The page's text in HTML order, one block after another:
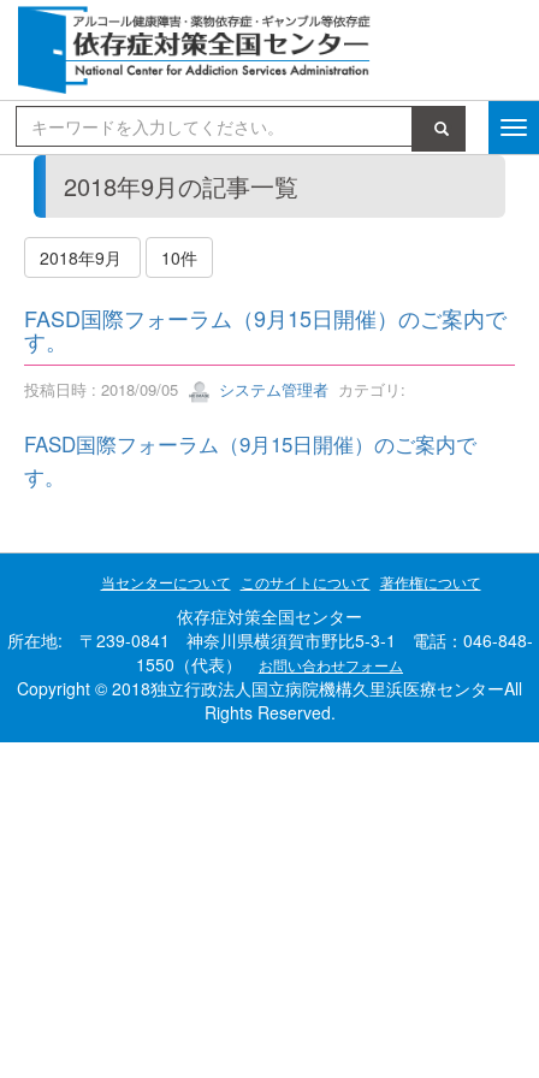
検索
2018年9月の記事一覧
2018年9月 10件
FASD国際フォーラム（9月15日開催）のご案内で
す。
投稿日時 : 2018/09/05 システム管理者 カテゴリ:
FASD国際フォーラム（9月15日開催）のご案内で
す。
当センターについて このサイトについて 著作権について
依存症対策全国センター
所在地: 〒239-0841 神奈川県横須賀市野比5-3-1 電話：046-848-
1550（代表）
お問い合わせフォーム
Copyright © 2018独立行政法人国立病院機構久里浜医療センターAll
Rights Reserved.